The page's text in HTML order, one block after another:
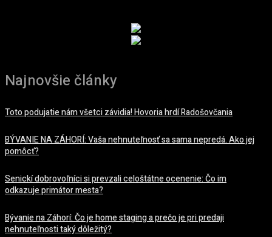
Najnovšie články
Toto podujatie nám všetci závidia! Hovoria hrdí Radošovčania
BÝVANIE NA ZÁHORÍ: Vaša nehnuteľnosť sa sama nepredá. Ako jej
pomôcť?
Senickí dobrovoľníci si prevzali celoštátne ocenenie: Čo im
odkazuje primátor mesta?
Bývanie na Záhorí: Čo je home staging a prečo je pri predaji
nehnuteľnosti taký dôležitý?